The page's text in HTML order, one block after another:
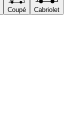
Coupé Cabriolet